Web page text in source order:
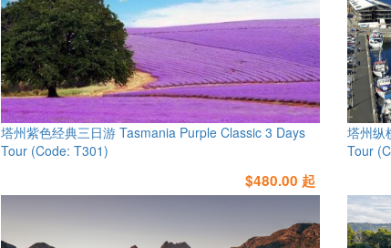
塔州紫色经典三日游 Tasmania Purple Classic 3 Days
Tour (Code: T301)
$480.00 起
塔州纵
Tour